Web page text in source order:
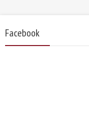
Facebook